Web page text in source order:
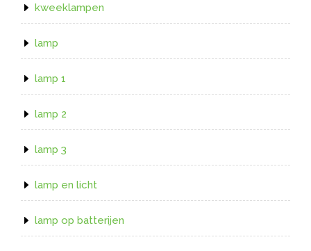
kweeklampen
lamp
lamp 1
lamp 2
lamp 3
lamp en licht
lamp op batterijen